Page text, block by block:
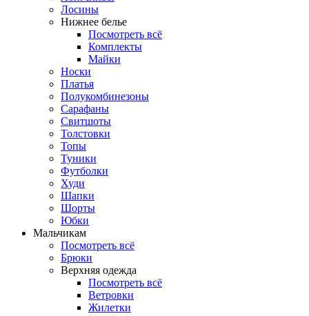
Лосины
Нижнее белье
Посмотреть всё
Комплекты
Майки
Носки
Платья
Полукомбинезоны
Сарафаны
Свитшоты
Толстовки
Топы
Туники
Футболки
Худи
Шапки
Шорты
Юбки
Мальчикам
Посмотреть всё
Брюки
Верхняя одежда
Посмотреть всё
Ветровки
Жилетки